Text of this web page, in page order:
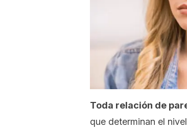
Toda relación de
que determinan el